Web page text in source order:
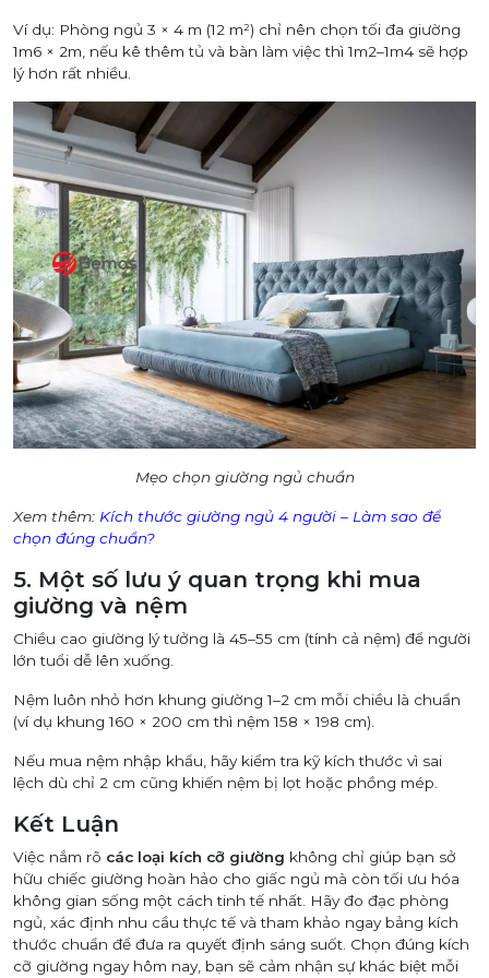
Ví dụ: Phòng ngủ 3 × 4 m (12 m²) chỉ nên chọn tối đa giường
1m6 × 2m, nếu kê thêm tủ và bàn làm việc thì 1m2–1m4 sẽ hợp
lý hơn rất nhiều.
Mẹo chọn giường ngủ chuẩn
Xem thêm: Kích thước giường ngủ 4 người – Làm sao để
chọn đúng chuẩn?
5. Một số lưu ý quan trọng khi mua
giường và nệm
Chiều cao giường lý tưởng là 45–55 cm (tính cả nệm) để người
lớn tuổi dễ lên xuống.
Nệm luôn nhỏ hơn khung giường 1–2 cm mỗi chiều là chuẩn
(ví dụ khung 160 × 200 cm thì nệm 158 × 198 cm).
Nếu mua nệm nhập khẩu, hãy kiểm tra kỹ kích thước vì sai
lệch dù chỉ 2 cm cũng khiến nệm bị lọt hoặc phồng mép.
Kết Luận
Việc nắm rõ các loại kích cỡ giường không chỉ giúp bạn sở
hữu chiếc giường hoàn hảo cho giấc ngủ mà còn tối ưu hóa
không gian sống một cách tinh tế nhất. Hãy đo đạc phòng
ngủ, xác định nhu cầu thực tế và tham khảo ngay bảng kích
thước chuẩn để đưa ra quyết định sáng suốt. Chọn đúng kích
cỡ giường ngay hôm nay, bạn sẽ cảm nhận sự khác biệt mỗi